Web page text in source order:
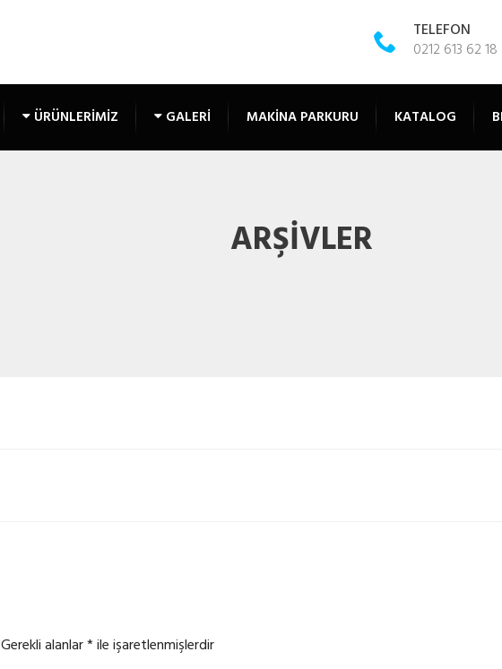
TELEFON
0212 613 62
ÜRÜNLERIMIZ GALERI MAKINA PARKURU KATALOG
ARŞIVLER
Gerekli alanlar*ile işaretlenmişlerdir